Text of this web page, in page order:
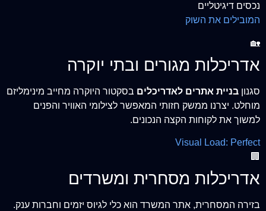
נכסים דיגיטליים
המובילים את השוק
🏡
אדריכלות מגורים ובתי יוקרה
סגנון בניית אתרים לאדריכלים בסקטור היוקרה מחייב מינימליזם
מוחלט. יצרנו ממשק חזותי המאפשר לצילומי האוויר והפנים
למשוך את לקוחות הקצה הנכונים.
Visual Load: Perfect
🏢
אדריכלות מסחרית ומשרדים
בזירה המסחרית, אתר המשרד הוא כלי לגיוס יזמים וחברות ענק.